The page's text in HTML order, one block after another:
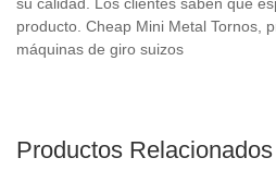
producto. Cheap Mini Metal Tornos,
máquinas de giro suizos
Productos Relacionados